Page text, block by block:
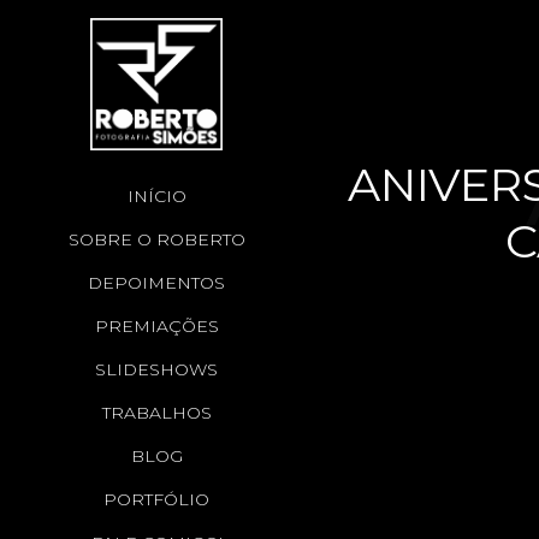
INÍCIO
SOBRE O ROBERTO
DEPOIMENTOS
PREMIAÇÕES
SLIDESHOWS
TRABALHOS
BLOG
PORTFÓLIO